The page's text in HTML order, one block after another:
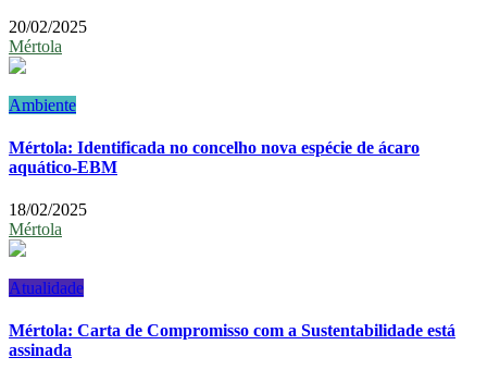
20/02/2025
Mértola
Ambiente
Mértola: Identificada no concelho nova espécie de ácaro
aquático-EBM
18/02/2025
Mértola
Atualidade
Mértola: Carta de Compromisso com a Sustentabilidade está
assinada